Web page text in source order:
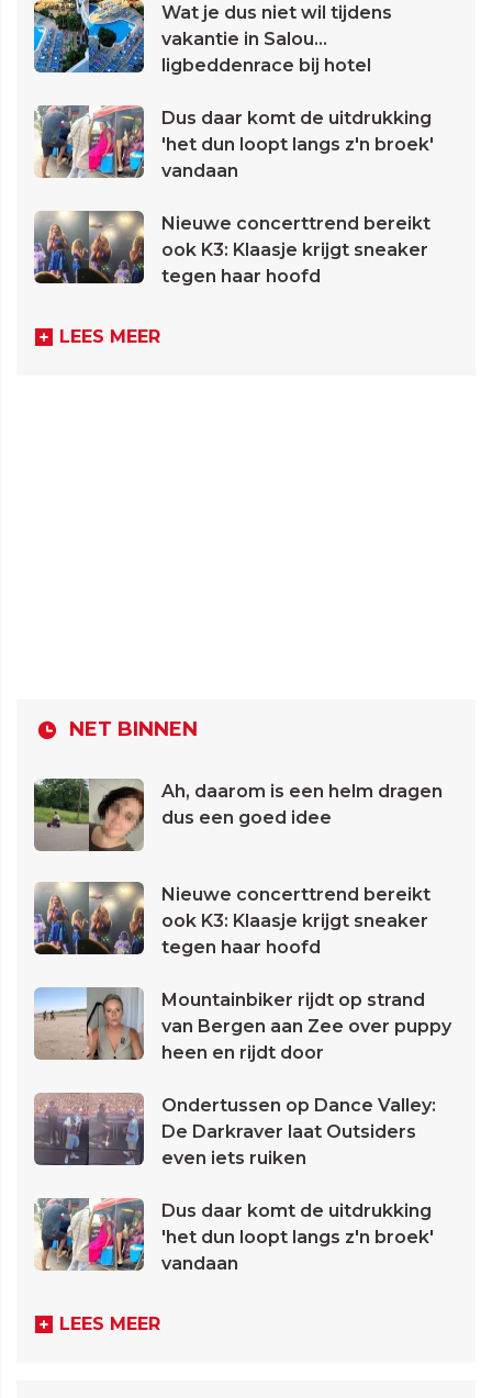
Wat je dus niet wil tijdens
vakantie in Salou...
ligbeddenrace bij hotel
Dus daar komt de uitdrukking
'het dun loopt langs z'n broek'
vandaan
Nieuwe concerttrend bereikt
ook K3: Klaasje krijgt sneaker
tegen haar hoofd
LEES MEER
NET BINNEN
Ah, daarom is een helm dragen
dus een goed idee
Nieuwe concerttrend bereikt
ook K3: Klaasje krijgt sneaker
tegen haar hoofd
Mountainbiker rijdt op strand
van Bergen aan Zee over puppy
heen en rijdt door
Ondertussen op Dance Valley:
De Darkraver laat Outsiders
even iets ruiken
Dus daar komt de uitdrukking
'het dun loopt langs z'n broek'
vandaan
LEES MEER